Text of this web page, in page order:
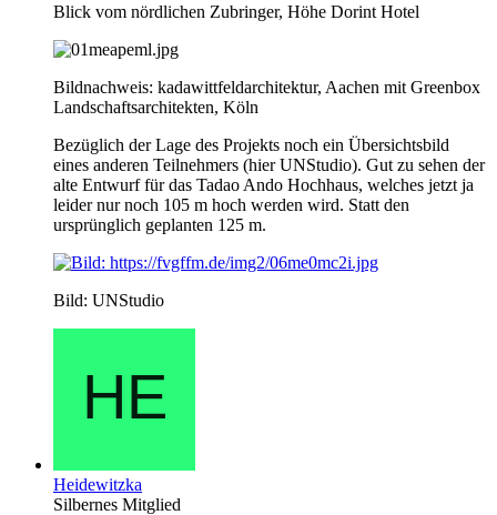
Blick vom nördlichen Zubringer, Höhe Dorint Hotel
Bildnachweis: kadawittfeldarchitektur, Aachen mit Greenbox
Landschaftsarchitekten, Köln
Bezüglich der Lage des Projekts noch ein Übersichtsbild
eines anderen Teilnehmers (hier UNStudio). Gut zu sehen der
alte Entwurf für das Tadao Ando Hochhaus, welches jetzt ja
leider nur noch 105 m hoch werden wird. Statt den
ursprünglich geplanten 125 m.
Bild: UNStudio
Heidewitzka
Silbernes Mitglied